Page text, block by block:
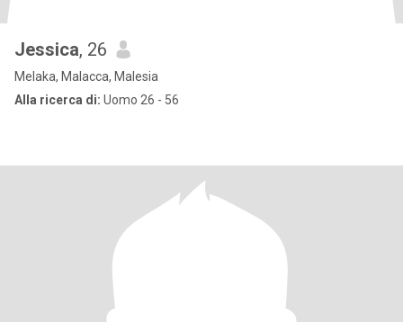
Jessica, 26
Melaka, Malacca, Malesia
Alla ricerca di: Uomo 26 - 56